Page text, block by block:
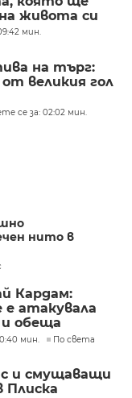
живота си
мин.
на търг:
великия гол
се за: 02:02 мин.
нито в
Кардам:
е атакувала
обеща
мин. По света
и смущаващи
Плиска